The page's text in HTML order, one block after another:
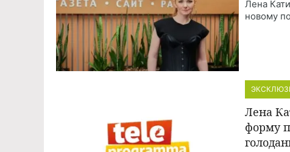
Лена
новому
Лена
форму